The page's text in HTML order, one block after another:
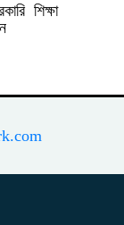
শিক্ষা